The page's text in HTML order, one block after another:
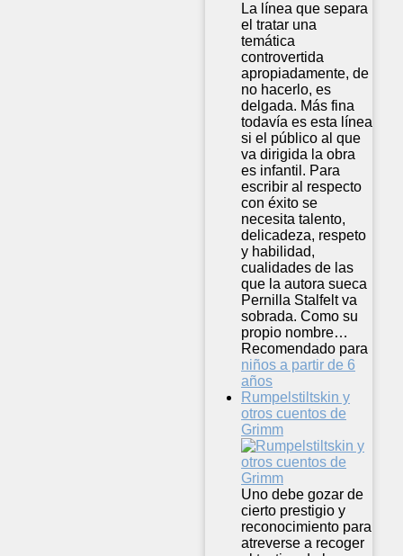
La línea que separa
el tratar una
temática
controvertida
apropiadamente, de
no hacerlo, es
delgada. Más fina
todavía es esta línea
si el público al que
va dirigida la obra
es infantil. Para
escribir al respecto
con éxito se
necesita talento,
delicadeza, respeto
y habilidad,
cualidades de las
que la autora sueca
Pernilla Stalfelt va
sobrada. Como su
propio nombre…
Recomendado para
niños a partir de 6
años
Rumpelstiltskin y
otros cuentos de
Grimm
Uno debe gozar de
cierto prestigio y
reconocimiento para
atreverse a recoger